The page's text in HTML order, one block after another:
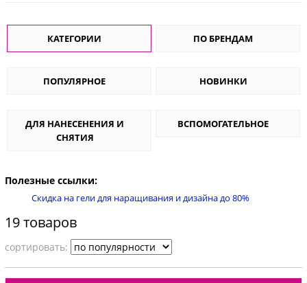
КАТЕГОРИИ ПО БРЕНДАМ
ПОПУЛЯРНОЕ НОВИНКИ
ДЛЯ НАНЕСЕНЕНИЯ И
СНЯТИЯ
ВСПОМОГАТЕЛЬНОЕ
Полезные ссылки:
Скидка на гели для наращивания и дизайна до 80%
19 товаров
cортировать: